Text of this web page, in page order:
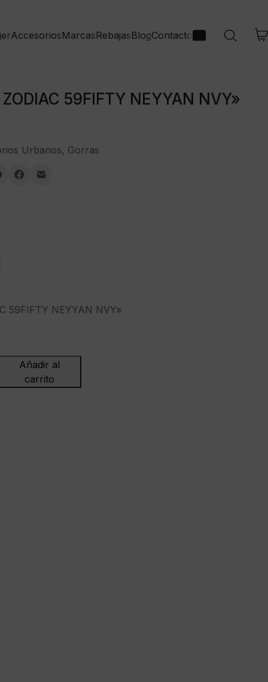
AccesoriosMarcasRebajasBlogContacto
59FIFTY NEYYAN NVY»
59FIFTY NEYYAN NVY»
Añadir al
carrito
Urbanos, Gorras